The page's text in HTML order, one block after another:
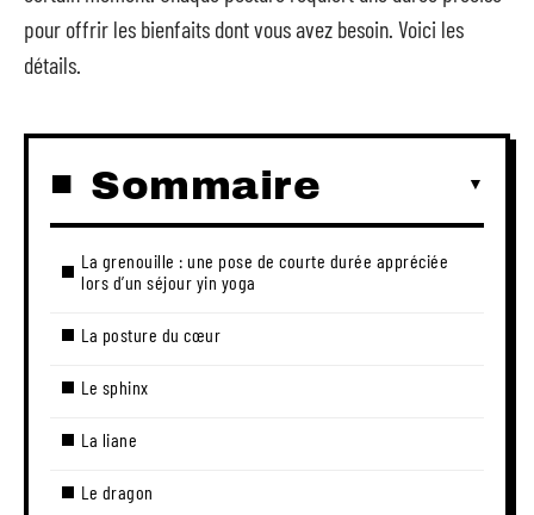
pour offrir les bienfaits dont vous avez besoin. Voici les
détails.
Sommaire
La grenouille : une pose de courte durée appréciée
lors d’un séjour yin yoga
La posture du cœur
Le sphinx
La liane
Le dragon